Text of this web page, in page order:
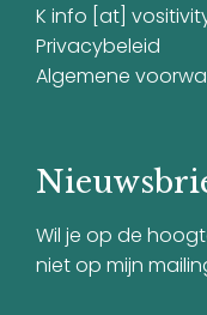
K info [at]
Privacybeleid
Algemene
Wil je op de
niet op mijn